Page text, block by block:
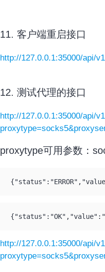
11. 客户端重启接口
http://127.0.0.1:35000/api/
12. 测试代理的接口
http://127.0.0.1:35000/api/
proxytype可用参数：
http://127.0.0.1:35000/api/